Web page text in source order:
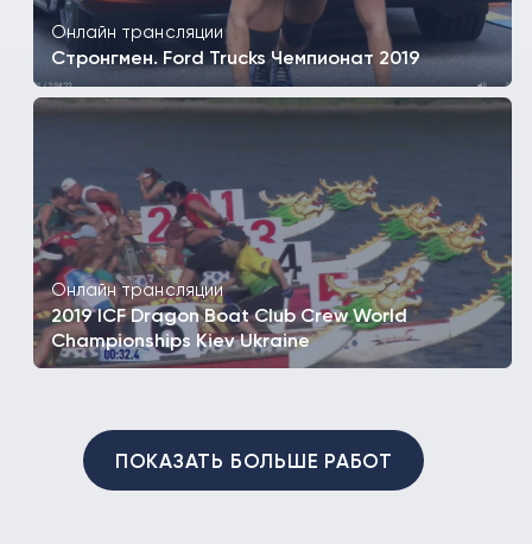
Онлайн трансляции
Стронгмен. Ford Trucks Чемпионат 2019
Онлайн трансляции
2019 ICF Dragon Boat Club Crew World
Championships Kiev Ukraine
ПОКАЗАТЬ БОЛЬШЕ РАБОТ